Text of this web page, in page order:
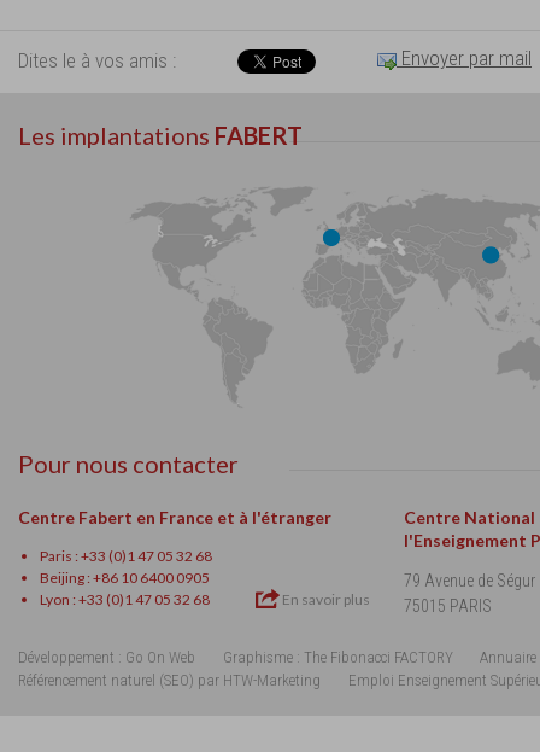
Dites le à vos amis : Envoyer par mail
Les implantations FABERT
Pour nous contacter
Centre Fabert en France et à l'étranger
Paris : +33 (0)1 47 05 32 68
Beijing : +86 10 6400 0905
Lyon : +33 (0)1 47 05 32 68
En savoir plus
Centre National
l'Enseignement
79 Avenue de Ségur
75015 PARIS
Développement : Go On Web Graphisme : The Fibonacci FACTORY
Annuaire
Référencement naturel (SEO) par HTW-Marketing
Emploi Enseignement